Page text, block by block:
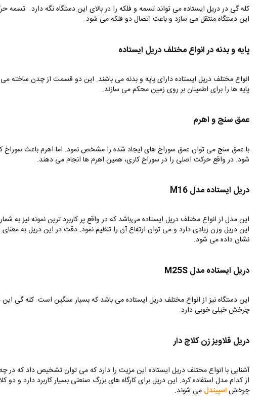
کله گی در دریل ایستاده می تواند تسمه و فلکه را در بالای این دستگاه نگه دارد. تسمه
این دستگاه منتقل می سازد و باعث اتصال دو فلکه می شود.
پایه و بدنه در انواع مختلف دریل ایستاده
انواع مختلف دریل ایستاده دارای پایه و بدنه می باشند. این دو قسمت از چدن ساخته
پایه ها را برای اطمینان بر روی زمین محکم می سازند.
عمق سنج و اهرم
با عمق سنج می توان عمق سوراخ های ایجاد شده را مشخص نمود. اما اهرم باعث سوراخ
شود. در واقع حرکت اصلی را در سوراخ کاری، همین اهرم ها انجام می دهند.
دریل ایستاده مدل M16
این مدل از انواع مختلف دریل ایستاده می‌باشد که در واقع پر کاربرد ترین نمونه نیز به
این دریل وزن زیادی دارد و می توان ارتفاع آن را تنظیم نمود. دقت در این دریل به
نشان داده می شود.
دریل ایستاده مدل M25S
این دستگاه نیز از انواع مختلف دریل ایستاده می باشد که بسیار سنگین است. کله گی این
چرخش خیلی خوبی دارد.
دریل قلاویز زن کلاچ دار
آشنایی با انواع مختلف دریل ایستاده این مزیت را دارد که می توان تشخیص داد که در
از کدام مدل استفاده کرد. این دریل برای کارگاه های بزرگ صنعتی بسیار کاربرد دارد و دو
چرخشاسپیندل می شوند.